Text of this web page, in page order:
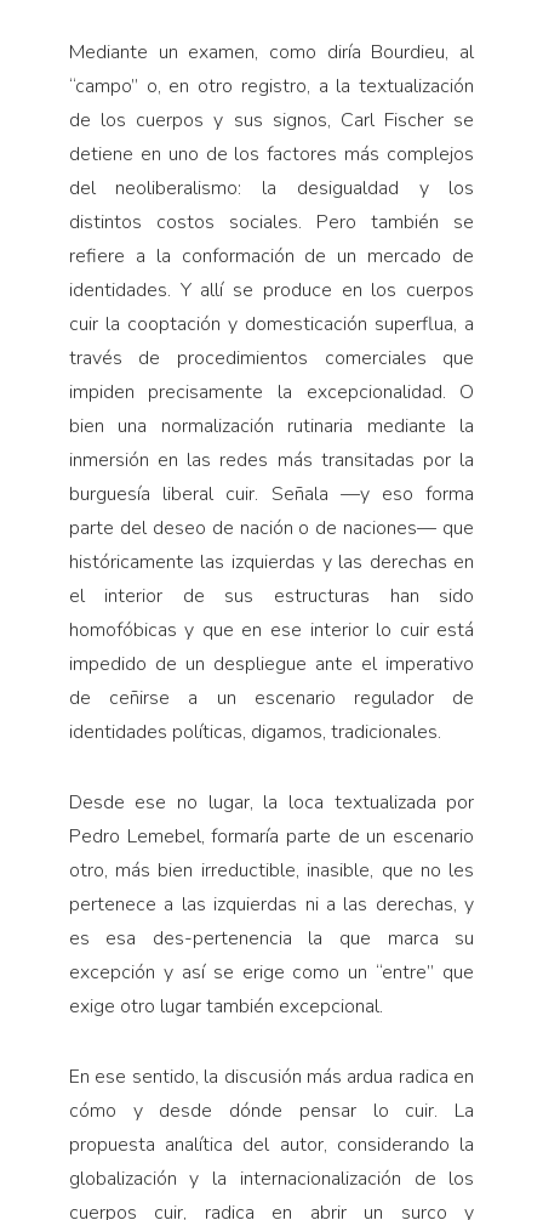
Mediante un examen, como diría Bourdieu, al
“campo” o, en otro registro, a la textualización
de los cuerpos y sus signos, Carl Fischer se
detiene en uno de los factores más complejos
del neoliberalismo: la desigualdad y los
distintos costos sociales. Pero también se
refiere a la conformación de un mercado de
identidades. Y allí se produce en los cuerpos
cuir la cooptación y domesticación superflua, a
través de procedimientos comerciales que
impiden precisamente la excepcionalidad. O
bien una normalización rutinaria mediante la
inmersión en las redes más transitadas por la
burguesía liberal cuir. Señala —y eso forma
parte del deseo de nación o de naciones— que
históricamente las izquierdas y las derechas en
el interior de sus estructuras han sido
homofóbicas y que en ese interior lo cuir está
impedido de un despliegue ante el imperativo
de ceñirse a un escenario regulador de
identidades políticas, digamos, tradicionales.
Desde ese no lugar, la loca textualizada por
Pedro Lemebel, formaría parte de un escenario
otro, más bien irreductible, inasible, que no les
pertenece a las izquierdas ni a las derechas, y
es esa des-pertenencia la que marca su
excepción y así se erige como un “entre” que
exige otro lugar también excepcional.
En ese sentido, la discusión más ardua radica en
cómo y desde dónde pensar lo cuir. La
propuesta analítica del autor, considerando la
globalización y la internacionalización de los
cuerpos cuir, radica en abrir un surco y